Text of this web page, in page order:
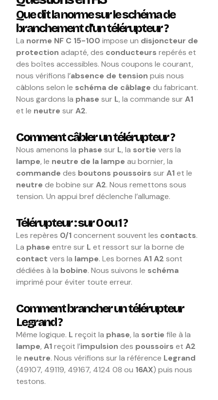
Que dit la norme sur le schéma de
branchement d’un télérupteur ?
La norme NF C 15-100 impose un disjoncteur de
protection adapté, des conducteurs repérés et
des boîtes accessibles. Nous coupons le courant,
nous vérifions l’absence de tension puis nous
câblons selon le schéma de câblage du fabricant.
Nous gardons la phase sur L, la commande surA1
et le neutre surA2.
Comment câbler un télérupteur ?
Nous amenons la phase sur L, la sortie vers la
lampe, le neutre de la lampe au bornier, la
commande des boutons poussoirs surA1et le
neutre de bobine surA2. Nous remettons sous
tension. Un appui bref déclenche l’allumage.
Télérupteur : sur 0 ou 1 ?
Les repères 0/1concernent souvent les contacts.
La phase entre sur L et ressort sur la borne de
contact vers la lampe. Les bornesA1 A2 sont
dédiées à la bobine. Nous suivons le schéma
imprimé pour éviter toute erreur.
Comment brancher un télérupteur
Legrand ?
Même logique. L reçoit la phase, la sortie file à la
lampe,A1reçoit l’impulsion des poussoirs etA2
le neutre. Nous vérifions sur la référence Legrand
(49107, 49119, 49167, 4124 08 ou 16AX) puis nous
testons.